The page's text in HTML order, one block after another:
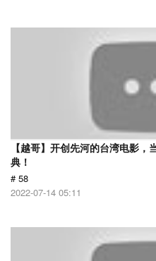
【越哥】开创先河的台湾电影
典！
# 58
2022-07-14 05:11